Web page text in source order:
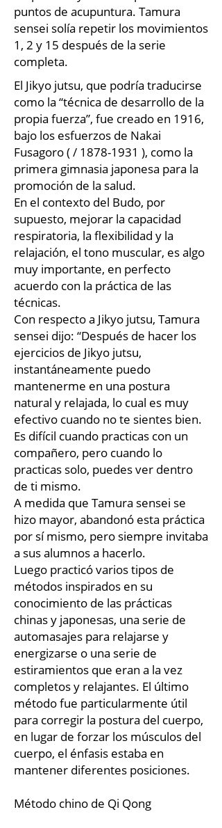
puntos de acupuntura. Tamura
sensei solía repetir los movimientos
1, 2 y 15 después de la serie
completa.
El Jikyo jutsu, que podría traducirse
como la “técnica de desarrollo de la
propia fuerza”, fue creado en 1916,
bajo los esfuerzos de Nakai
Fusagoro ( / 1878-1931 ), como la
primera gimnasia japonesa para la
promoción de la salud.
En el contexto del Budo, por
supuesto, mejorar la capacidad
respiratoria, la flexibilidad y la
relajación, el tono muscular, es algo
muy importante, en perfecto
acuerdo con la práctica de las
técnicas.
Con respecto a Jikyo jutsu, Tamura
sensei dijo: “Después de hacer los
ejercicios de Jikyo jutsu,
instantáneamente puedo
mantenerme en una postura
natural y relajada, lo cual es muy
efectivo cuando no te sientes bien.
Es difícil cuando practicas con un
compañero, pero cuando lo
practicas solo, puedes ver dentro
de ti mismo.
A medida que Tamura sensei se
hizo mayor, abandonó esta práctica
por sí mismo, pero siempre invitaba
a sus alumnos a hacerlo.
Luego practicó varios tipos de
métodos inspirados en su
conocimiento de las prácticas
chinas y japonesas, una serie de
automasajes para relajarse y
energizarse o una serie de
estiramientos que eran a la vez
completos y relajantes. El último
método fue particularmente útil
para corregir la postura del cuerpo,
en lugar de forzar los músculos del
cuerpo, el énfasis estaba en
mantener diferentes posiciones.
Método chino de Qi Qong